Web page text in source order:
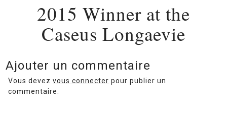
2015 Winner at the
Caseus Longaevie
Ajouter un commentaire
Vous devezvous connecter pour publier un
commentaire.